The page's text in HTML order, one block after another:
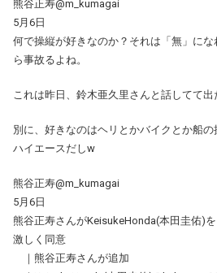
熊谷正寿@m_kumagai
5月6日
何で操縦が好きなのか？それは「無」に
ら事故るよね。
これは昨日、鈴木亜久里さんと話してて出
別に、好きなのはヘリとかバイクとか船
ハイエースだしw
熊谷正寿@m_kumagai
5月6日
熊谷正寿さんがKeisukeHonda(本田圭佑)
激しく同意
｜熊谷正寿さんが追加